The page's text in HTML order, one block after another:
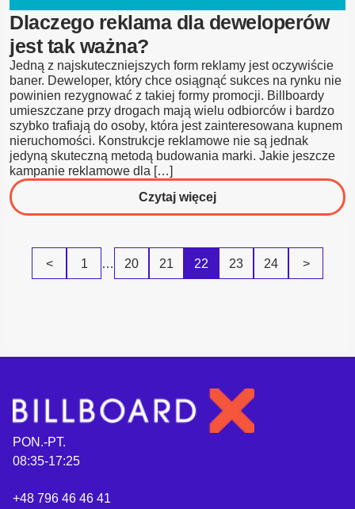
Dlaczego reklama dla deweloperów
jest tak ważna?
Jedną z najskuteczniejszych form reklamy jest oczywiście
baner. Deweloper, który chce osiągnąć sukces na rynku nie
powinien rezygnować z takiej formy promocji. Billboardy
umieszczane przy drogach mają wielu odbiorców i bardzo
szybko trafiają do osoby, która jest zainteresowana kupnem
nieruchomości. Konstrukcje reklamowe nie są jednak
jedyną skuteczną metodą budowania marki. Jakie jeszcze
kampanie reklamowe dla […]
Czytaj więcejo
Dlaczego
dla
deweloperów
< 1 … 20 21 22 23 24 >
PON.-PT.
08:35-17:25
+48 796 46 46 41